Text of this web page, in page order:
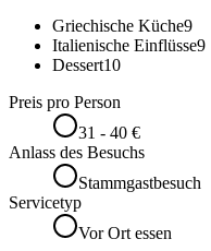
Griechische Küche9
Italienische Einflüsse9
Dessert10
Preis pro Person
31 - 40 €
Anlass des Besuchs
Stammgastbesuch
Servicetyp
Vor Ort essen